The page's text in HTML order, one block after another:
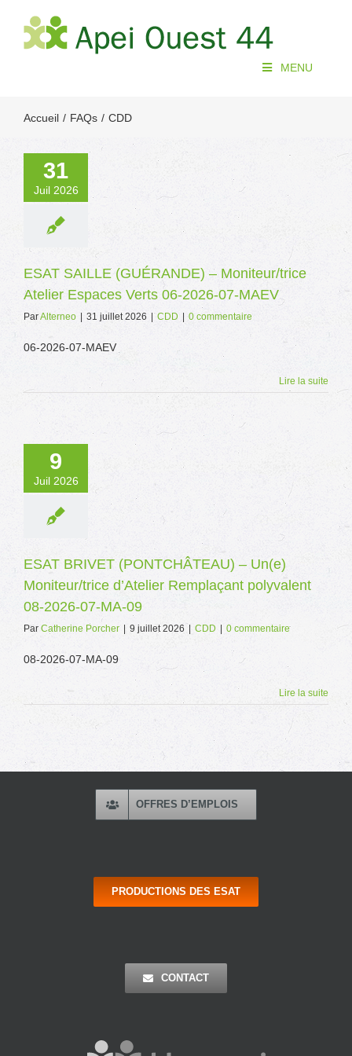
contenu
MENU
Accueil FAQs CDD
31
Juil 2026
ESAT SAILLE (GUÉRANDE) – Moniteur/trice
Atelier Espaces Verts 06-2026-07-MAEV
ParAlterneo 31 juillet 2026 CDD 0 commentaire
06-2026-07-MAEV
Lire la suite
9
Juil 2026
ESAT BRIVET (PONTCHÂTEAU) – Un(e)
Moniteur/trice d’Atelier Remplaçant polyvalent
08-2026-07-MA-09
Par Catherine Porcher 9 juillet 2026 CDD 0 commentaire
08-2026-07-MA-09
Lire la suite
OFFRES D’EMPLOIS
PRODUCTIONS DES ESAT
CONTACT